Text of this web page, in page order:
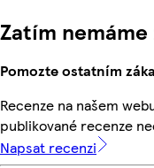
Zatím
Pomozte ostatním
Recenze na našem
publikované recenze
Napsat recenzi